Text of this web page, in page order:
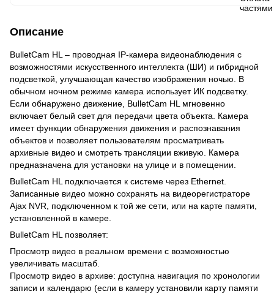
Описание
BulletCam HL – проводная IP-камера видеонаблюдения с
возможностями искусственного интеллекта (ШИ) и гибридной
подсветкой, улучшающая качество изображения ночью. В
обычном ночном режиме камера использует ИК подсветку.
Если обнаружено движение, BulletCam HL мгновенно
включает белый свет для передачи цвета объекта. Камера
имеет функции обнаружения движения и распознавания
объектов и позволяет пользователям просматривать
архивные видео и смотреть трансляции вживую. Камера
предназначена для установки на улице и в помещении.
BulletCam HL подключается к системе через Ethernet.
Записанные видео можно сохранять на видеорегистраторе
Ajax NVR, подключенном к той же сети, или на карте памяти,
установленной в камере.
BulletCam HL позволяет:
Просмотр видео в реальном времени с возможностью
увеличивать масштаб.
Просмотр видео в архиве: доступна навигация по хронологии
записи и календарю (если в камеру установили карту памяти